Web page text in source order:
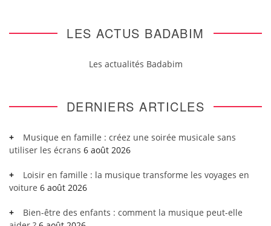
LES ACTUS BADABIM
Les actualités Badabim
DERNIERS ARTICLES
Musique en famille : créez une soirée musicale sans
utiliser les écrans 6 août 2026
Loisir en famille : la musique transforme les voyages en
voiture 6 août 2026
Bien-être des enfants : comment la musique peut-elle